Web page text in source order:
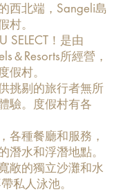
西北端，Sangeli島
村。
SELECT！是由
＆Resorts所經營，
假村。
挑剔的旅行者無所
驗。度假村有各
各種餐廳和服務，
潛水和浮潛地點。
敞的獨立沙灘和水
私人泳池。